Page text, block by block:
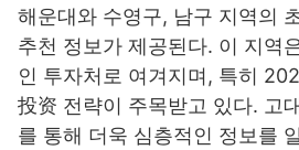
해운대와 수영구, 남구 지역의
추천 정보가 제공된다. 이 지역
인 투자처로 여겨지며, 특히
投资 전략이 주목받고 있다. 고
를 통해 더욱 심층적인 정보를